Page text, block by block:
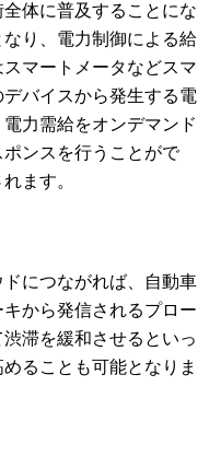
体に普及することにな
り、電力制御による給
マートメータなどスマ
バイスから発生する電
力需給をオンデマンド
ンスを行うことがで
ます。
につながれば、自動車
から発信されるプロー
滞を緩和させるといっ
ることも可能となりま